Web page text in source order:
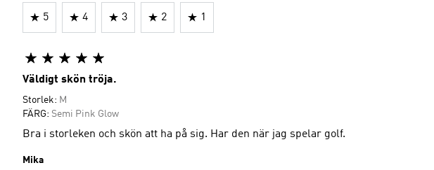
5 4 3 2 1
Väldigt skön tröja.
Storlek: M
FÄRG: Semi Pink Glow
Bra i storleken och skön att ha på sig. Har den när jag spelar golf.
Mika